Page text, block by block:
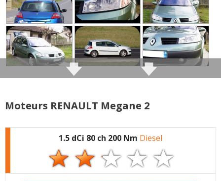
jamais de circuit,
Jamais au rupteur, en seconde rarement à 95/kmh
Le plaisir les virages, les ronds points !
Remarque : Couple Maxi à 3000 t/mn,
Vitesse 130 km/h sur auto route à 2800 t/mn,
Mais a tendance à monter tranquillement et
subtilement à 3000 t/mn alors compteur est à 145
km/h ==> restons vigilant -;)
(Votre post sera visible sous le commentaire
après validation)
Moteurs RENAULT Megane 2
1.5 dCi 80 ch 200 Nm Diesel